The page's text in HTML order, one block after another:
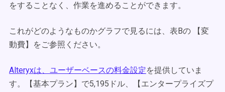
をすることなく、作業を進めることができます。
これがどのようなものかグラフで見るには、表Bの 【変
動費】をご参照ください。
Alteryxは、ユーザーベースの料金設定を提供していま
す。【基本プラン】で5,195ドル、【エンタープライズプ